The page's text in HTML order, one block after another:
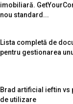
imobiliară.
nou standard...
Lista completă de
pentru gestionarea
Brad artificial ieftin vs
de utilizare